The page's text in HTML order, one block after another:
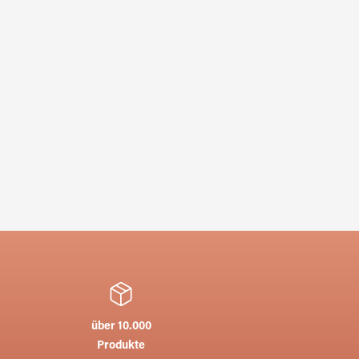
über 10.000
Produkte